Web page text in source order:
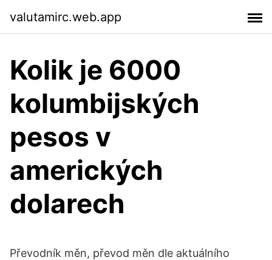
valutamirc.web.app
Kolik je 6000
kolumbijských
pesos v
amerických
dolarech
Převodník měn, převod měn dle aktuálního